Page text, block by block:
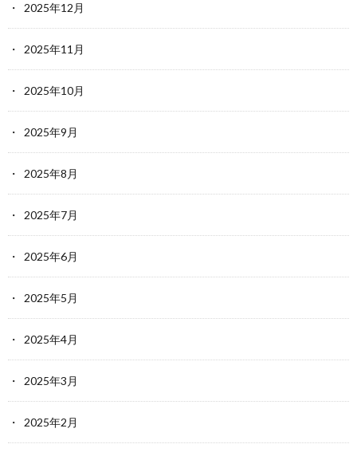
2025年12月
2025年11月
2025年10月
2025年9月
2025年8月
2025年7月
2025年6月
2025年5月
2025年4月
2025年3月
2025年2月